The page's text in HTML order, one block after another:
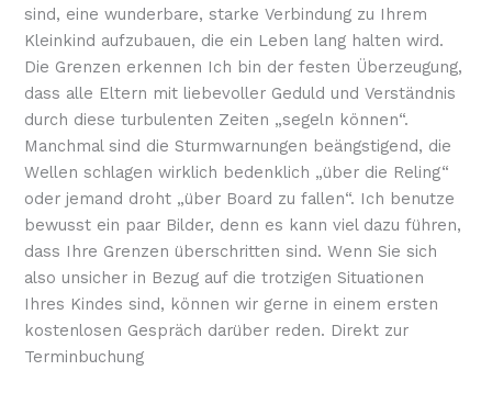
sind, eine wunderbare, starke Verbindung zu Ihrem
Kleinkind aufzubauen, die ein Leben lang halten wird.
Die Grenzen erkennen Ich bin der festen Überzeugung,
dass alle Eltern mit liebevoller Geduld und Verständnis
durch diese turbulenten Zeiten „segeln können“.
Manchmal sind die Sturmwarnungen beängstigend, die
Wellen schlagen wirklich bedenklich „über die Reling“
oder jemand droht „über Board zu fallen“. Ich benutze
bewusst ein paar Bilder, denn es kann viel dazu führen,
dass Ihre Grenzen überschritten sind. Wenn Sie sich
also unsicher in Bezug auf die trotzigen Situationen
Ihres Kindes sind, können wir gerne in einem ersten
kostenlosen Gespräch darüber reden. Direkt zur
Terminbuchung